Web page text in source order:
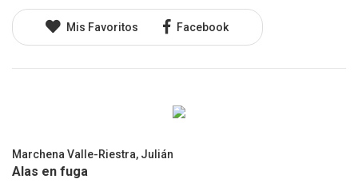
Mis Favoritos Facebook
Marchena Valle-Riestra, Julián
Alas en fuga